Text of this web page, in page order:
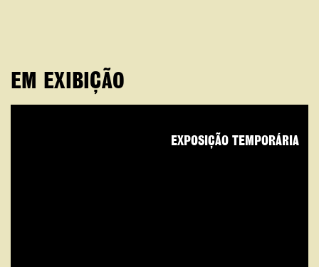
EM EXIBIÇÃO
EXPOSIÇÃO TEMPORÁRIA